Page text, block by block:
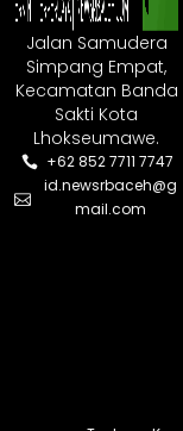
Jalan Samudera
Simpang Empat,
Kecamatan Banda
Sakti Kota
Lhokseumawe.
+62 852 7711 7747
id.newsrbaceh@g
mail.com